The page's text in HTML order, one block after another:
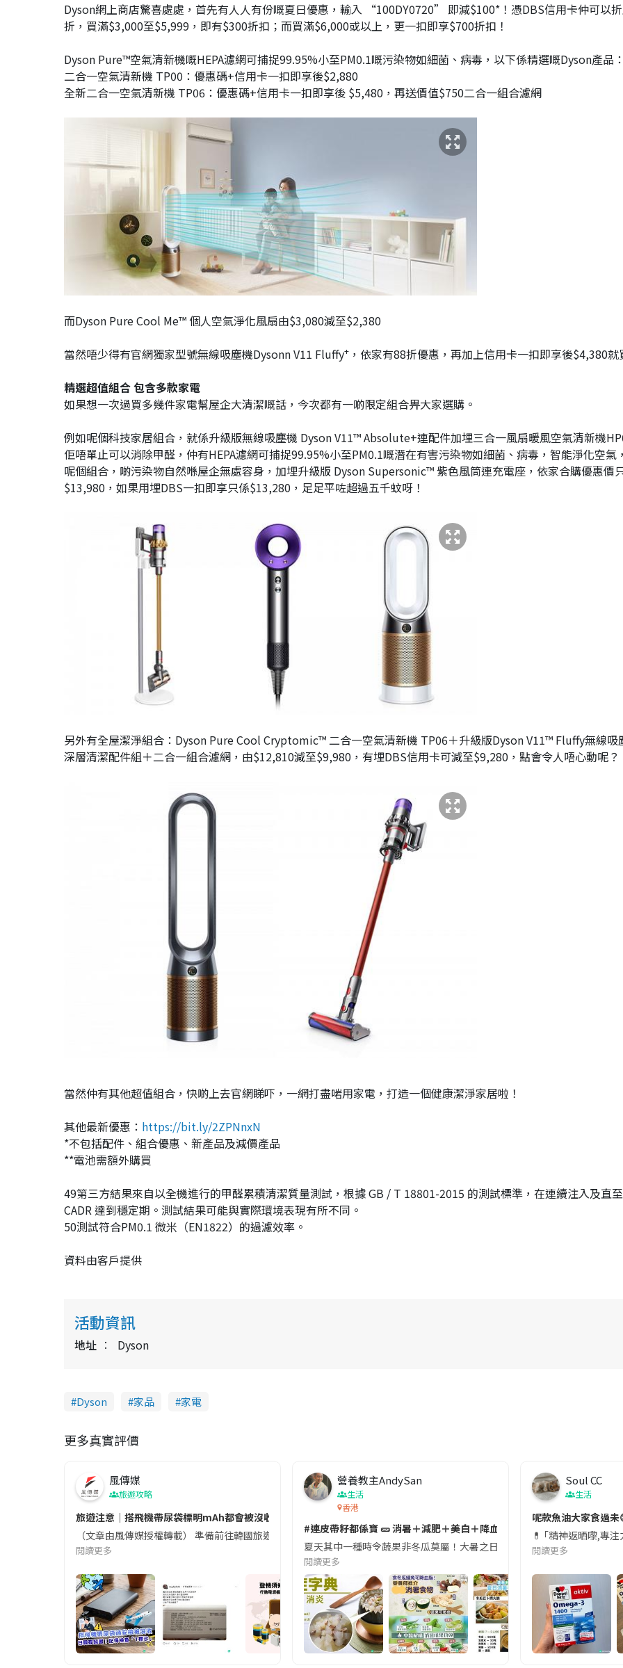
Dyson網上商店驚喜處處，首先有人人有份嘅夏日優惠，輸入 “100DY0720” 即減$100*！憑DBS信用卡仲可以
折，買滿$3,000至$5,999，即有$300折扣；而買滿$6,000或以上，更一扣即享$700折扣！
Dyson Pure™空氣清新機嘅HEPA濾網可捕捉99.95%小至PM0.1嘅污染物如細菌、病毒，以下係精選嘅Dyson產品
二合一空氣清新機 TP00：優惠碼+信用卡一扣即享後$2,880
全新二合一空氣清新機 TP06：優惠碼+信用卡一扣即享後 $5,480，再送價值$750二合一組合濾網
而Dyson Pure Cool Me™ 個人空氣淨化風扇由$3,080減至$2,380
當然唔少得有官網獨家型號無線吸塵機Dysonn V11 Fluffy+ ，依家有88折優惠，再加上信用卡一扣即享後$4,380就
精選超值組合 包含多款家電
如果想一次過買多幾件家電幫屋企大清潔嘅話，今次都有一啲限定組合畀大家選購。
例如呢個科技家居組合，就係升級版無線吸塵機 Dyson V11™ Absolute+連配件加埋三合一風扇暖風空氣清新機
佢唔單止可以消除甲醛，仲有HEPA濾網可捕捉99.95%小至PM0.1嘅潛在有害污染物如細菌、病毒，智能淨化空氣
呢個組合，啲污染物自然喺屋企無處容身，加埋升級版 Dyson Supersonic™ 紫色風筒連充電座，依家合購優惠價
$13,980，如果用埋DBS一扣即享只係$13,280，足足平咗超過五千蚊呀！
另外有全屋潔淨組合：Dyson Pure Cool Cryptomic™ 二合一空氣清新機 TP06＋升級版Dyson V11™ Fluffy無線吸
深層清潔配件組＋二合一組合濾網，由$12,810減至$9,980，有埋DBS信用卡可減至$9,280，點會令人唔心動呢？
當然仲有其他超值組合，快啲上去官網睇吓，一網打盡啱用家電，打造一個健康潔淨家居啦！
其他最新優惠： https://bit.ly/2ZPNnxN
*不包括配件、組合優惠、新產品及減價產品
**電池需額外購買
49第三方結果來自以全機進行的甲醛累積清潔質量測試，根據 GB / T 18801-2015 的測試標準，在連續注入及直
CADR 達到穩定期。測試結果可能與實際環境表現有所不同。
50測試符合PM0.1 微米（EN1822）的過濾效率。
資料由客戶提供
活動資訊
地址 Dyson
Dyson 家品 家電
更多真實評價
風傳媒
旅遊攻略
旅遊注意｜搭飛機帶尿袋標明mAh都會被沒收😱出發前切記檢查「1標示」🚨
（文章由風傳媒授權轉載） 準備前往韓國旅遊的民眾，近期要特別留意隨身行李中的行動電源。一名旅客日前在機場安檢
閱讀更多
營養教主AndySan
生活
香港
#連皮帶籽都係寶 🥒 消暑＋減肥＋美白＋降血脂
夏天其中一種時令蔬果非冬瓜莫屬！大暑之日，點都要飲碗冬瓜湯消暑
閱讀更多
Soul CC
生活
呢款魚油大家食過未
💊 ｢精神返晒嚟,專
閱讀更多